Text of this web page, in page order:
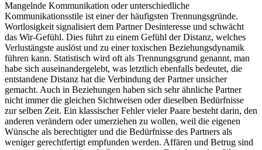
Mangelnde Kommunikation oder unterschiedliche
Kommunikationsstile ist einer der häufigsten Trennungsgründe.
Wortlosigkeit signalisiert dem Partner Desinteresse und schwächt
das Wir-Gefühl. Dies führt zu einem Gefühl der Distanz, welches
Verlustängste auslöst und zu einer toxischen Beziehungsdynamik
führen kann. Statistisch wird oft als Trennungsgrund genannt, man
habe sich auseinandergelebt, was letztlich ebenfalls bedeutet, die
entstandene Distanz hat die Verbindung der Partner unsicher
gemacht. Auch in Beziehungen haben sich sehr ähnliche Partner
nicht immer die gleichen Sichtweisen oder dieselben Bedürfnisse
zur selben Zeit. Ein klassischer Fehler vieler Paare besteht darin, den
anderen verändern oder umerziehen zu wollen, weil die eigenen
Wünsche als berechtigter und die Bedürfnisse des Partners als
weniger gerechtfertigt empfunden werden. Affären und Betrug sind